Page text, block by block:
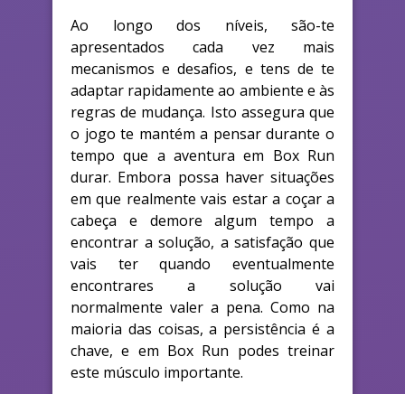
Ao longo dos níveis, são-te
apresentados cada vez mais
mecanismos e desafios, e tens de te
adaptar rapidamente ao ambiente e às
regras de mudança. Isto assegura que
o jogo te mantém a pensar durante o
tempo que a aventura em Box Run
durar. Embora possa haver situações
em que realmente vais estar a coçar a
cabeça e demore algum tempo a
encontrar a solução, a satisfação que
vais ter quando eventualmente
encontrares a solução vai
normalmente valer a pena. Como na
maioria das coisas, a persistência é a
chave, e em Box Run podes treinar
este músculo importante.